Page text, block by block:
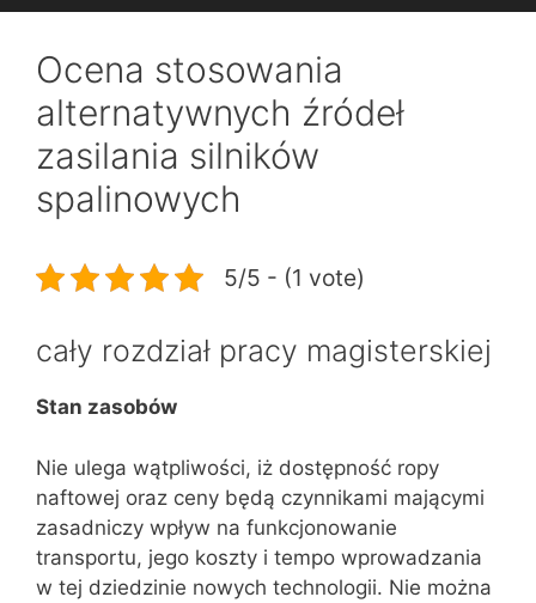
Ocena stosowania
alternatywnych źródeł
zasilania silników
spalinowych
5/5 - (1 vote)
cały rozdział pracy magisterskiej
Stan zasobów
Nie ulega wątpliwości, iż dostępność ropy
naftowej oraz ceny będą czynnikami mającymi
zasadniczy wpływ na funkcjonowanie
transportu, jego koszty i tempo wprowadzania
w tej dziedzinie nowych technologii. Nie można